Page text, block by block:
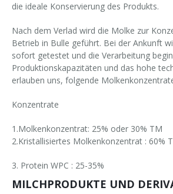
die ideale Konservierung des Produkts.
Nach dem Verlad wird die Molke zur
Betrieb in Bulle geführt. Bei der Ankunft
sofort getestet und die Verarbeitung
Produktionskapazitäten und das hohe
erlauben uns, folgende
Konzentrate
1.Molkenkonzentrat: 25% oder 30% TM
2.Kristallisiertes Molkenkonzentrat : 60%
3. Protein WPC : 25-35%
MILCHPRODUKTE UND